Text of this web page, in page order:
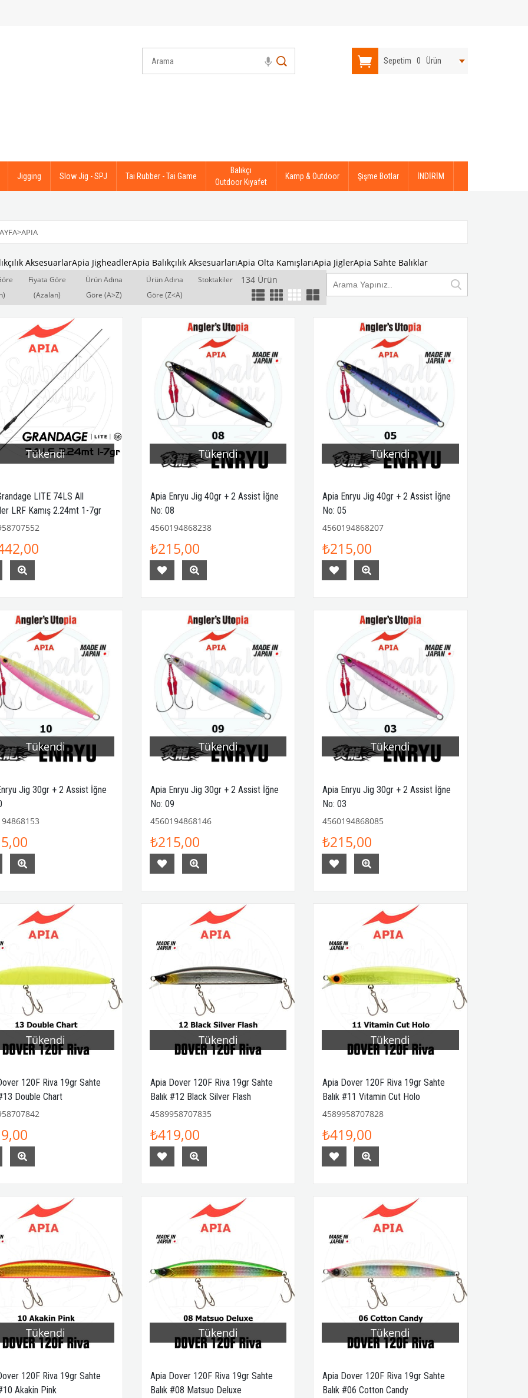
Sepetim 0 Ürün
Jigging Slow Jig - SPJ Tai Rubber - Tai Game
Balıkçı
Outdoor Kıyafet
Kamp & Outdoor Şişme Botlar İNDİRİM
>APIA
AksesuarlarApia JigheadlerApia Balıkçılık AksesuarlarıApia Olta KamışlarıApia JiglerApia Sahte Balıklar
Fiyata Göre
(Azalan)
Ürün Adına
Göre (A>Z)
Ürün Adına
Göre (Z<A)
Stoktakiler 134 Ürün
Tükendi
LITE 74LS All
LRF Kamış 2.24mt 1-7gr
Tükendi
Apia Enryu Jig 40gr + 2 Assist İğne
No: 08
4560194868238
₺215,00
Tükendi
Apia Enryu Jig 40gr + 2 Assist İğne
No: 05
4560194868207
₺215,00
Tükendi
Jig 30gr + 2 Assist İğne
Tükendi
Apia Enryu Jig 30gr + 2 Assist İğne
No: 09
4560194868146
₺215,00
Tükendi
Apia Enryu Jig 30gr + 2 Assist İğne
No: 03
4560194868085
₺215,00
Tükendi
120F Riva 19gr Sahte
Double Chart
Tükendi
Apia Dover 120F Riva 19gr Sahte
Balık #12 Black Silver Flash
4589958707835
₺419,00
Tükendi
Apia Dover 120F Riva 19gr Sahte
Balık #11 Vitamin Cut Holo
4589958707828
₺419,00
Tükendi
120F Riva 19gr Sahte
Akakin Pink
Tükendi
Apia Dover 120F Riva 19gr Sahte
Balık #08 Matsuo Deluxe
Tükendi
Apia Dover 120F Riva 19gr Sahte
Balık #06 Cotton Candy